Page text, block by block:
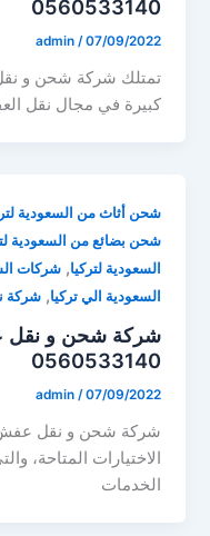
0560533140
admin /07/09/2022
تمتلك شركة شحن و
كبيرة في مجال نقل
شحن أثاث من السعودية
شحن بضائع من السعودية
السعودية لتركيا,شركات
السعودية الي تركيا,شركة
شركة شحن و نقل
0560533140
admin /07/09/2022
شركة شحن و نقل عفش
الاختيارات المتاحة،
الخدمات